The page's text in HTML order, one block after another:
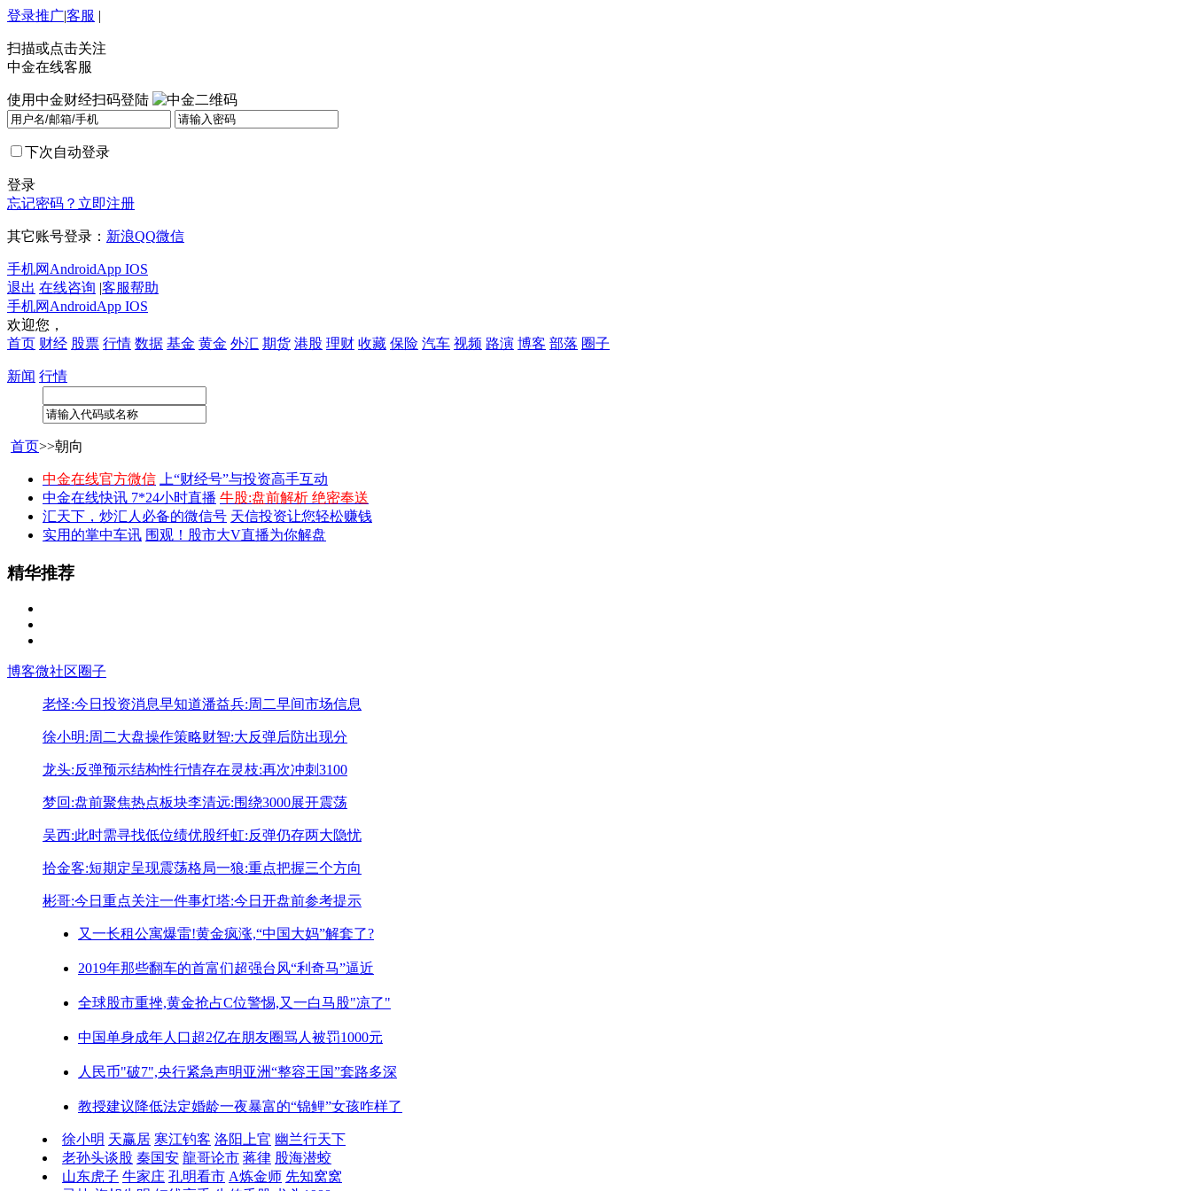
登录推广|客服 |
扫描或点击关注
中金在线客服
使用中金财经扫码登陆
下次自动登录
登录
忘记密码？ 立即注册
其它账号登录： 新浪QQ微信
手机网 AndroidApp IOS
退出 在线咨询 |客服帮助
手机网 AndroidApp IOS
欢迎您，
首页 财经 股票 行情 数据 基金 黄金 外汇 期货 港股 理财 收藏 保险 汽车 视频 路演 博客 部落 圈子
新闻 行情
首页>>朝向
中金在线官方微信
上“财经号”与投资高手互动
中金在线快讯 7*24小时直播 牛股:盘前解析 绝密奉送
汇天下，炒汇人必备的微信号 天信投资让您轻松赚钱
实用的掌中车讯 围观！股市大V直播为你解盘
精华推荐
博客微社区圈子
老怪:今日投资消息早知道潘益兵:周二早间市场信息
徐小明:周二大盘操作策略财智:大反弹后防出现分
龙头:反弹预示结构性行情存在灵枝:再次冲刺3100
梦回:盘前聚焦热点板块李清远:围绕3000展开震荡
吴西:此时需寻找低位绩优股纤虹:反弹仍存两大隐忧
拾金客:短期定呈现震荡格局一狼:重点把握三个方向
彬哥:今日重点关注一件事灯塔:今日开盘前参考提示
又一长租公寓爆雷!黄金疯涨,“中国大妈”解套了?
2019年那些翻车的首富们超强台风“利奇马”逼近
全球股市重挫,黄金抢占C位警惕,又一白马股"凉了"
中国单身成年人口超2亿在朋友圈骂人被罚1000元
人民币"破7",央行紧急声明亚洲“整容王国”套路多深
教授建议降低法定婚龄一夜暴富的“锦鲤”女孩咋样了
徐小明 天赢居 寒江钓客 洛阳上官 幽兰行天下
老孙头谈股 秦国安 龍哥论市 蒋律 股海潜蛟
山东虎子 牛家庄 孔明看市 A炼金师 先知窝窝